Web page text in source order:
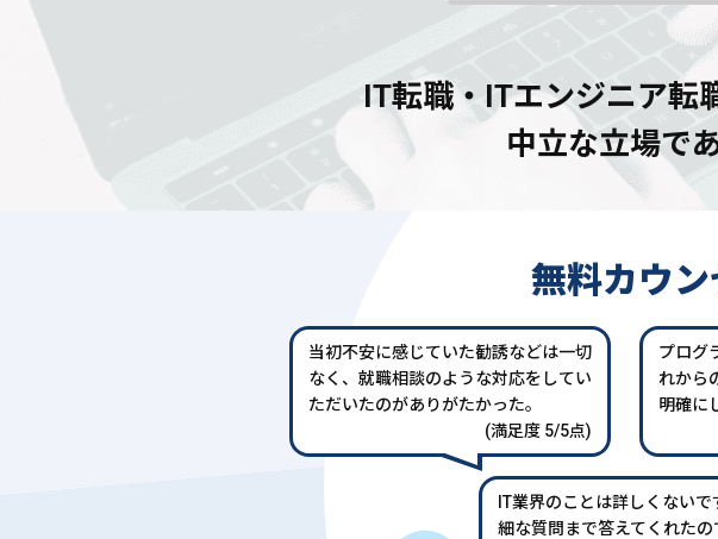
IT転職・ITエンジニア転
中立な立場で
無料カウ
当初不安に感じていた勧誘などは一切
なく、就職相談のような対応をしてい
ただいたのがありがたかった。
(満足度 5/5点)
プログ
れから
明確に
IT業界のことは詳しくないで
細な質問まで答えてくれたの